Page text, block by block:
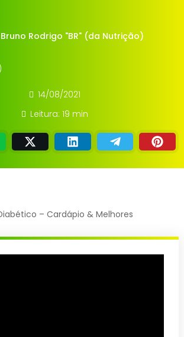
Bruno Rodrigo "BR" (da Nutrição)
14/08/2021
Leitura: 19 min
– Cardápio & Melhores